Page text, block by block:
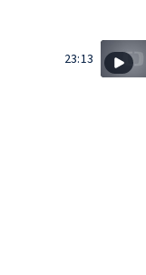
23:13